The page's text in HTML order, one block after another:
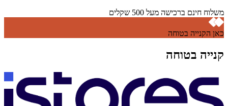
משלוח חינם ברכישה מעל 500 שקלים
כאן הקנייה בטוחה
קנייה בטוחה